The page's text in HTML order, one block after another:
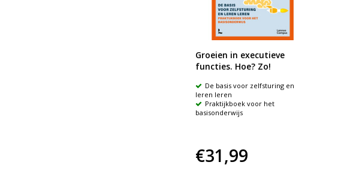
Groeien in executieve
functies. Hoe? Zo!
De basis voor zelfsturing en
leren leren
Praktijkboek voor het
basisonderwijs
€31,99